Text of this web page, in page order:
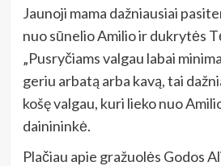
Jaunoji mama dažniausiai
nuo sūnelio Amilio ir dukrytės
„Pusryčiams valgau labai
geriu arbatą arba kavą, tai
košę valgau, kuri lieko nuo
dainininkė.
Plačiau apie gražuolės Godos